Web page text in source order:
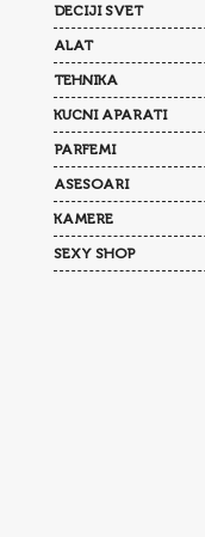
DECIJI SVET
ALAT
TEHNIKA
KUCNI APARATI
PARFEMI
ASESOARI
KAMERE
SEXY SHOP